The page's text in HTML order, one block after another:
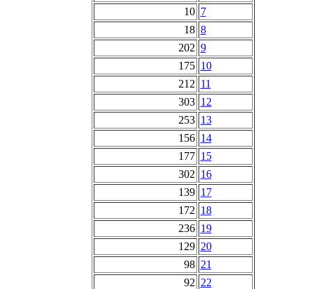
10 7
18 8
202 9
175 10
212 11
303 12
253 13
156 14
177 15
302 16
139 17
172 18
236 19
129 20
98 21
92 22